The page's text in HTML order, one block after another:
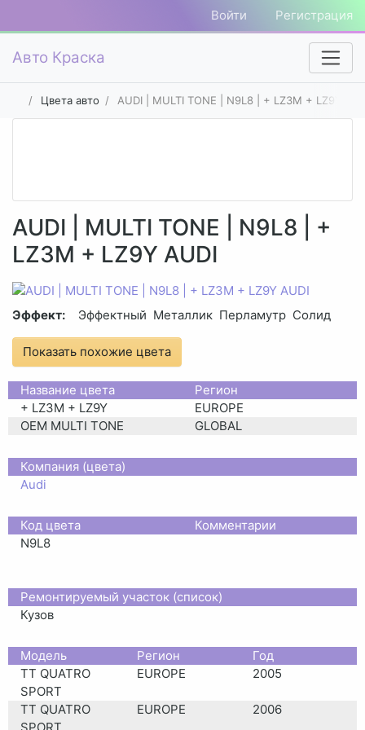
Войти Регистрация
Авто Краска
Цвета авто AUDI | MULTI TONE | N9L8 | + LZ3M + LZ9Y
AUDI | MULTI TONE | N9L8 | +
LZ3M + LZ9Y AUDI
Эффект: Эффектный Металлик Перламутр Солид
Показать похожие цвета
Название цвета
Регион
+ LZ3M + LZ9Y
EUROPE
OEM MULTI TONE
GLOBAL
Компания (цвета)
Audi
Код цвета
Комментарии
N9L8
Ремонтируемый участок (список)
Кузов
Moдель Регион
Год
TT QUATRO
SPORT
EUROPE 2005
TT QUATRO
EUROPE 2006